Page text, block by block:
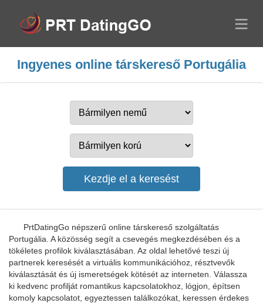
Ingyenes online társkereső Portugália
PrtDatingGo népszerű online társkereső szolgáltatás
Portugália. A közösség segít a csevegés megkezdésében és a
tökéletes profilok kiválasztásában. Az oldal lehetővé teszi új
partnerek keresését a virtuális kommunikációhoz, résztvevők
kiválasztását és új ismeretségek kötését az interneten. Válassza
ki kedvenc profilját romantikus kapcsolatokhoz, lógjon, építsen
komoly kapcsolatot, egyeztessen találkozókat, keressen érdekes